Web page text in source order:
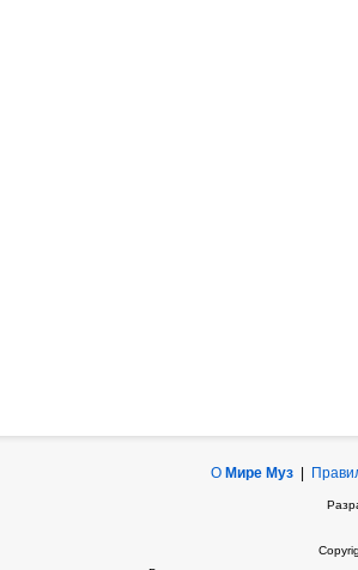
О Мире Муз|